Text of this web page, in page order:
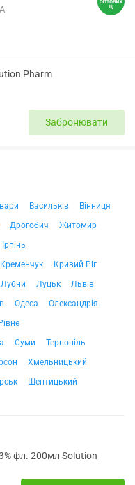
Pharm
Забронювати
Васильків
Вінниця
Дрогобич
Житомир
Ірпінь
Кременчук
Кривий Ріг
Лубни Луцьк
Львів
Одеса
Олександрія
Рівне
Суми
Тернопіль
Хмельницький
Шептицький
фл. 200мл Solution